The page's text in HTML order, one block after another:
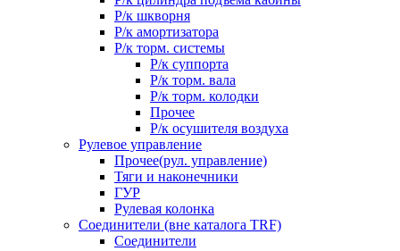
Р/к шкворня
Р/к амортизатора
Р/к торм. системы
Р/к суппорта
Р/к торм. вала
Р/к торм. колодки
Прочее
Р/к осушителя воздуха
Рулевое управление
Прочее(рул. управление)
Тяги и наконечники
ГУР
Рулевая колонка
Соединители (вне каталога TRF)
Соединители